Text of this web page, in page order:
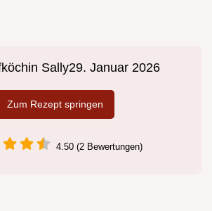
Sally29. Januar 2026
Zum Rezept springen
4.50 (2 Bewertungen)